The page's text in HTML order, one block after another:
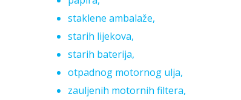
staklene ambalaže,
starih lijekova,
starih baterija,
otpadnog motornog ulja,
zauljenih motornih filtera,